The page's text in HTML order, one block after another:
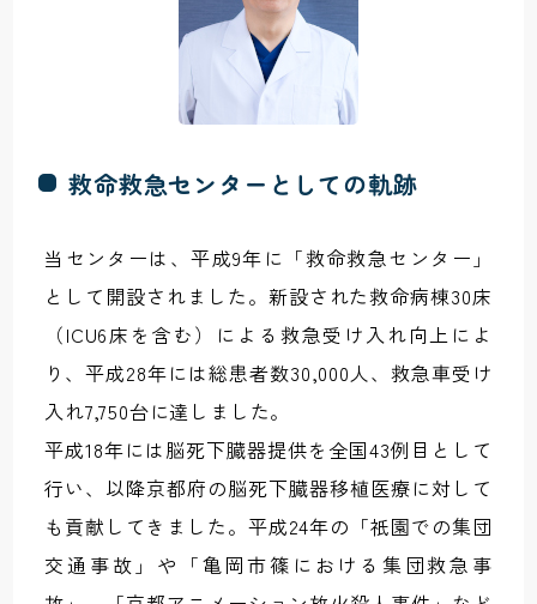
救命救急センターとしての軌跡
当センターは、平成9年に「救命救急センター」
として開設されました。新設された救命病棟30床
（ICU6床を含む）による救急受け入れ向上によ
り、平成28年には総患者数30,000人、救急車受け
入れ7,750台に達しました。
平成18年には脳死下臓器提供を全国43例目として
行い、以降京都府の脳死下臓器移植医療に対して
も貢献してきました。平成24年の「祇園での集団
交通事故」や「亀岡市篠における集団救急事